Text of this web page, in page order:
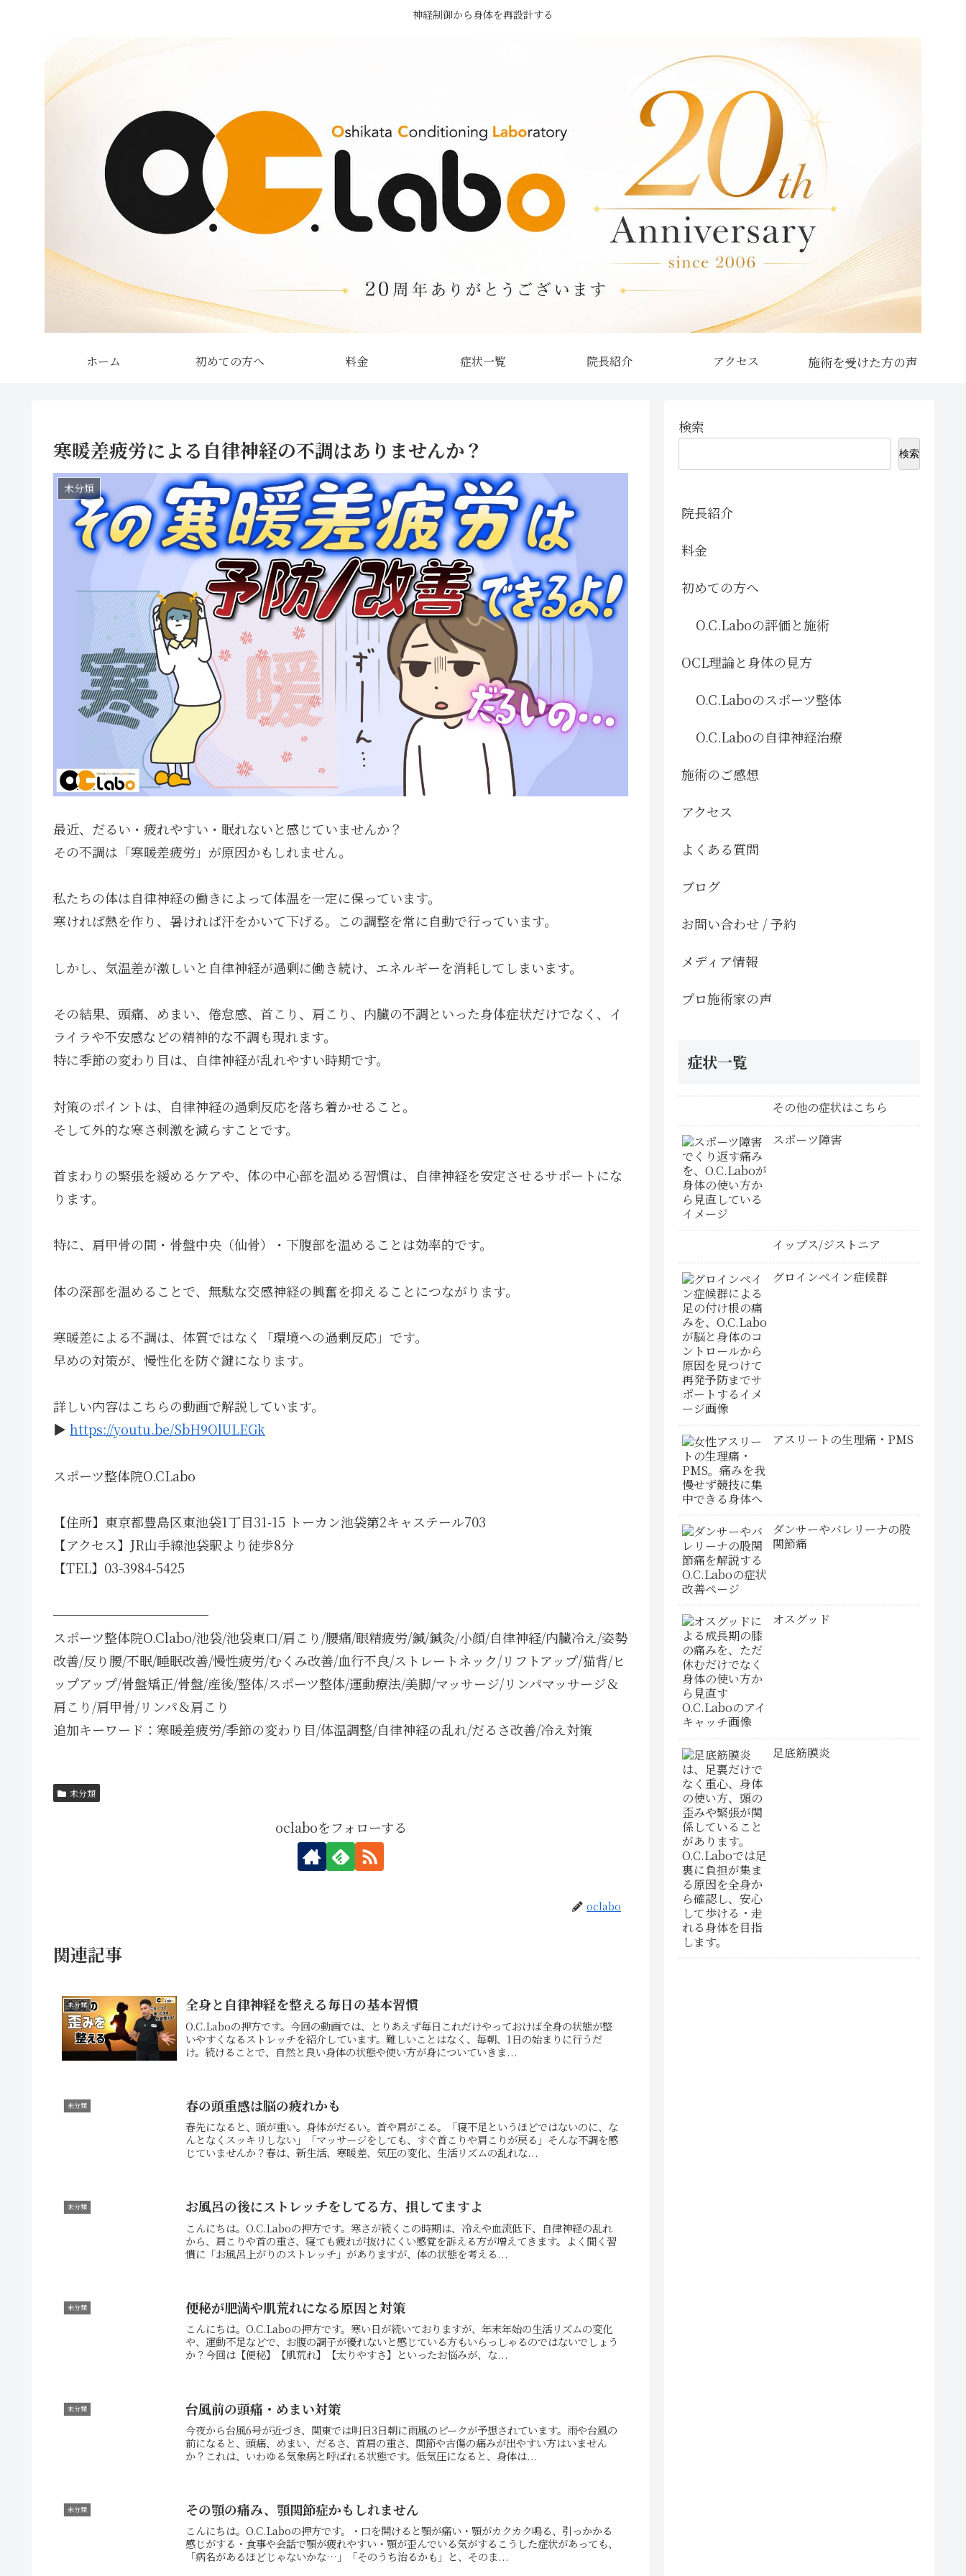
神経制御から身体を再設計する
ホーム 初めての方へ 料金 症状一覧 院長紹介 アクセス
寒暖差疲労による自律神経の不調はありませんか？
未分類
最近、だるい・疲れやすい・眠れないと感じていませんか？
その不調は「寒暖差疲労」が原因かもしれません。
私たちの体は自律神経の働きによって体温を一定に保っています。
寒ければ熱を作り、暑ければ汗をかいて下げる。この調整を常に自動で行っています。
しかし、気温差が激しいと自律神経が過剰に働き続け、エネルギーを消耗してしまいます。
その結果、頭痛、めまい、倦怠感、首こり、肩こり、内臓の不調といった身体症状だけでなく、イ
ライラや不安感などの精神的な不調も現れます。
特に季節の変わり目は、自律神経が乱れやすい時期です。
対策のポイントは、自律神経の過剰反応を落ち着かせること。
そして外的な寒さ刺激を減らすことです。
首まわりの緊張を緩めるケアや、体の中心部を温める習慣は、自律神経を安定させるサポートにな
ります。
特に、肩甲骨の間・骨盤中央（仙骨）・下腹部を温めることは効率的です。
体の深部を温めることで、無駄な交感神経の興奮を抑えることにつながります。
寒暖差による不調は、体質ではなく「環境への過剰反応」です。
早めの対策が、慢性化を防ぐ鍵になります。
詳しい内容はこちらの動画で解説しています。
▶ https://youtu.be/SbH9OlULEGk
スポーツ整体院O.CLabo
【住所】東京都豊島区東池袋1丁目31-15 トーカン池袋第2キャステール703
【アクセス】JR山手線池袋駅より徒歩8分
【TEL】03-3984-5425
────────────
スポーツ整体院O.Clabo/池袋/池袋東口/肩こり/腰痛/眼精疲労/鍼/鍼灸/小顔/自律神経/内臓冷え/姿勢
改善/反り腰/不眠/睡眠改善/慢性疲労/むくみ改善/血行不良/ストレートネック/リフトアップ/猫背/ヒ
ップアップ/骨盤矯正/骨盤/産後/整体/スポーツ整体/運動療法/美脚/マッサージ/リンパマッサージ＆
肩こり/肩甲骨/リンパ＆肩こり
追加キーワード：寒暖差疲労/季節の変わり目/体温調整/自律神経の乱れ/だるさ改善/冷え対策
未分類
oclaboをフォローする
oclabo
関連記事
未分類 全身と自律神経を整える毎日の基本習慣
O.C.Laboの押方です。今回の動画では、とりあえず毎日これだけやっておけば全身の状態が整
いやすくなるストレッチを紹介しています。難しいことはなく、毎朝、1日の始まりに行うだ
け。続けることで、自然と良い身体の状態や使い方が身についていきま...
未分類 春の頭重感は脳の疲れかも
春先になると、頭が重い。身体がだるい。首や肩がこる。「寝不足というほどではないのに、な
んとなくスッキリしない」「マッサージをしても、すぐ首こりや肩こりが戻る」そんな不調を感
じていませんか？春は、新生活、寒暖差、気圧の変化、生活リズムの乱れな...
未分類 お風呂の後にストレッチをしてる方、損してますよ
こんにちは。O.C.Laboの押方です。寒さが続くこの時期は、冷えや血流低下、自律神経の乱れ
から、肩こりや首の重さ、寝ても疲れが抜けにくい感覚を訴える方が増えてきます。よく聞く習
慣に「お風呂上がりのストレッチ」がありますが、体の状態を考える...
未分類 便秘が肥満や肌荒れになる原因と対策
こんにちは。O.C.Laboの押方です。寒い日が続いておりますが、年末年始の生活リズムの変化
や、運動不足などで、お腹の調子が優れないと感じている方もいらっしゃるのではないでしょう
か？今回は【便秘】【肌荒れ】【太りやすさ】といったお悩みが、な...
未分類 台風前の頭痛・めまい対策
今夜から台風6号が近づき、関東では明日3日朝に雨風のピークが予想されています。雨や台風の
前になると、頭痛、めまい、だるさ、首肩の重さ、関節や古傷の痛みが出やすい方はいません
か？これは、いわゆる気象病と呼ばれる状態です。低気圧になると、身体は...
未分類 その顎の痛み、顎関節症かもしれません
こんにちは。O.C.Laboの押方です。・口を開けると顎が痛い・顎がカクカク鳴る、引っかかる
感じがする・食事や会話で顎が疲れやすい・顎が歪んでいる気がするこうした症状があっても、
「病名があるほどじゃないかな…」「そのうち治るかも」と、そのま...
検索
検索
院長紹介
料金
初めての方へ
O.C.Laboの評価と施術
OCL理論と身体の見方
O.C.Laboのスポーツ整体
O.C.Laboの自律神経治療
施術のご感想
アクセス
よくある質問
ブログ
お問い合わせ / 予約
メディア情報
プロ施術家の声
症状一覧
その他の症状はこちら
スポーツ障害
イップス/ジストニア
グロインペイン症候群
アスリートの生理痛・PMS
ダンサーやバレリーナの股
関節痛
オスグッド
足底筋膜炎